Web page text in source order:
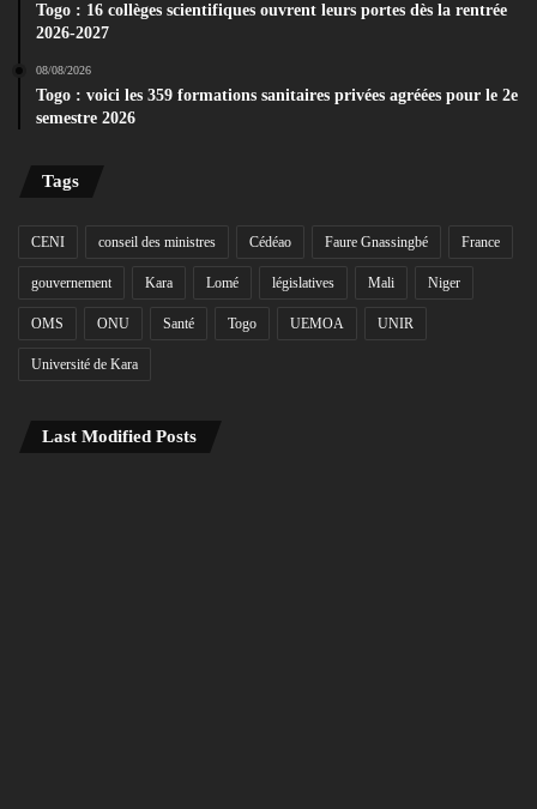
Togo : 16 collèges scientifiques ouvrent leurs portes dès la rentrée
2026-2027
08/08/2026
Togo : voici les 359 formations sanitaires privées agréées pour le 2e
semestre 2026
Tags
CENI conseil des ministres Cédéao Faure Gnassingbé France
gouvernement Kara Lomé législatives Mali Niger
OMS ONU Santé Togo UEMOA UNIR
Université de Kara
Last Modified Posts